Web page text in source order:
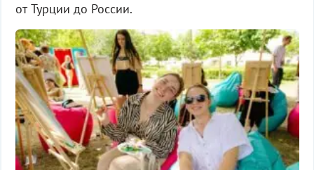
от Турции до России.